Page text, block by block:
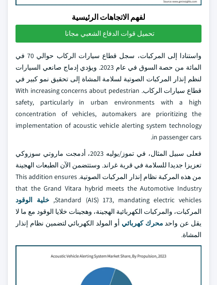
لفهم الاتجاهات الرئيسية
تحميل قوات الدفاع الشعبي مجانا
واستنادا إلى المركبات، سجل قطاع سيارات الركاب حوالي 70 في
المائة من حصة السوق في عام 2023. ويؤدي إدماج صانعي السيارات
لنظم إنذار المركبات الصوتية لسلامة المشاة إلى تحقيق نمو كبير في
قطاع سيارات الركاب. With increasing concerns about pedestrian
safety, particularly in urban environments with a high
concentration of vehicles, automakers are prioritizing the
implementation of acoustic vehicle alerting system technology
in passenger cars.
فعلى سبيل المثال، في تموز/يوليه 2023، أدمجت ماروتي سوزوكي
تعزيزا جديدا للسلامة في قرية غراند. وستتضمن الآن الطبعات الهجينة
من هذه المركبة نظام إنذار المركبات الصوتية. This addition ensures
that the Grand Vitara hybrid meets the Automotive Industry
Standard (AIS) 173, mandating electric vehicles,
خلية الوقود
المركبات، والمركبات الكهربائية الهجينة، وهجينات خلايا الوقود مع ما لا
يقل عن واحد محرك كهربائي أو المولد الكهربائي لتضمين نظام إنذار
المشاة.